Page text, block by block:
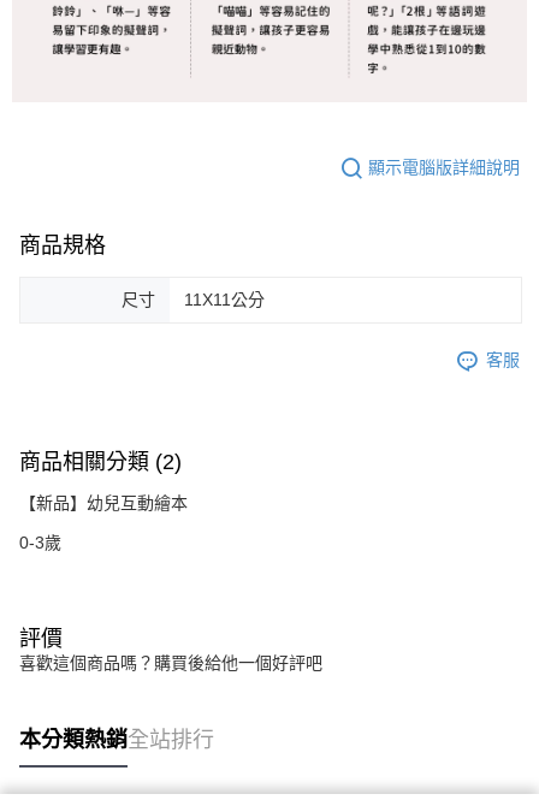
顯示電腦版詳細說明
商品規格
尺寸 11X11公分
客服
商品相關分類 (2)
【新品】幼兒互動繪本
0-3歲
評價
喜歡這個商品嗎？購買後給他一個好評吧
本分類熱銷全站排行